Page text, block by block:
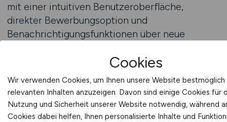
mit einer intuitiven Benutzeroberfläche,
direkter Bewerbungsoption und
Benachrichtigungsfunktionen über neue
aktiv, um gezielt Fachkräfte zu gewinnen, die
sich weiterentwickeln wollen. Dadurch entsteht
eine Verbindung zwischen motivierten
Bewerbern und Arbeitgebern, die langfristige
Karrierechancen bieten.
Cookies
Wir verwenden Cookies, um Ihnen unsere Website
relevanten Inhalten anzuzeigen. Davon sind einige Cookies für
Nutzung und Sicherheit unserer Website notwendig, während
Cookies dabei helfen, Ihnen personalisierte Inhalte und